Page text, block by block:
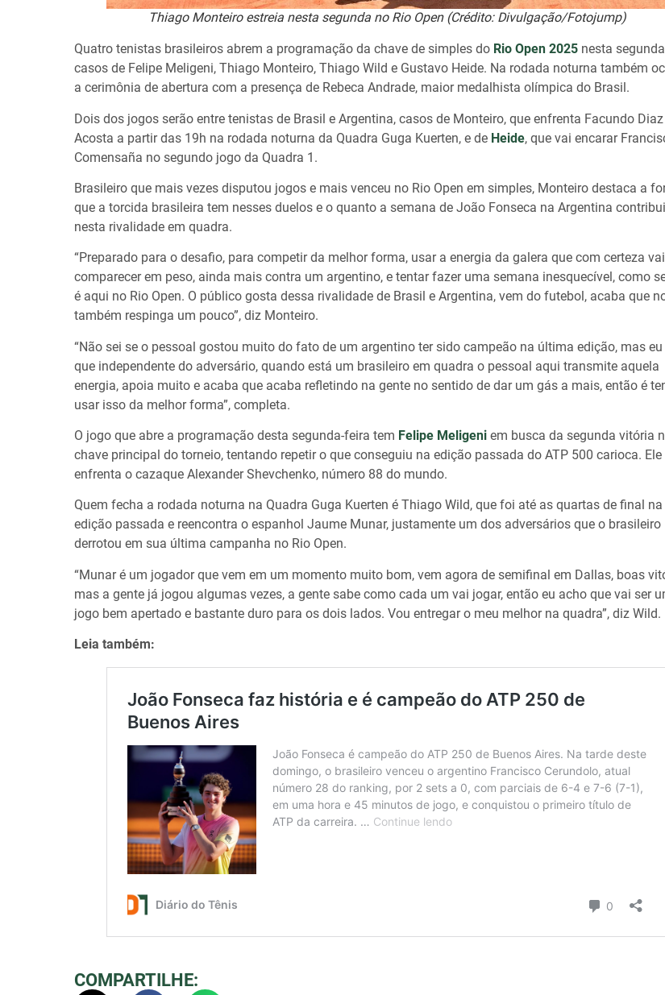
Thiago Monteiro estreia nesta segunda no Rio Open (Crédito: Divulgação/Fotojump)
Quatro tenistas brasileiros abrem a programação da chave de simples do Rio Open 2025 nesta
casos de Felipe Meligeni, Thiago Monteiro, Thiago Wild e Gustavo Heide. Na rodada noturna também
a cerimônia de abertura com a presença de Rebeca Andrade, maior medalhista olímpica do Brasil.
Dois dos jogos serão entre tenistas de Brasil e Argentina, casos de Monteiro, que enfrenta Facundo Diaz
Acosta a partir das 19h na rodada noturna da Quadra Guga Kuerten, e de Heide, que vai encarar
Comensaña no segundo jogo da Quadra 1.
Brasileiro que mais vezes disputou jogos e mais venceu no Rio Open em simples, Monteiro destaca a
que a torcida brasileira tem nesses duelos e o quanto a semana de João Fonseca na Argentina contribui
nesta rivalidade em quadra.
“Preparado para o desafio, para competir da melhor forma, usar a energia da galera que com certeza vai
comparecer em peso, ainda mais contra um argentino, e tentar fazer uma semana inesquecível, como
é aqui no Rio Open. O público gosta dessa rivalidade de Brasil e Argentina, vem do futebol, acaba que
também respinga um pouco”, diz Monteiro.
“Não sei se o pessoal gostou muito do fato de um argentino ter sido campeão na última edição, mas
que independente do adversário, quando está um brasileiro em quadra o pessoal aqui transmite aquela
energia, apoia muito e acaba que acaba refletindo na gente no sentido de dar um gás a mais, então é
usar isso da melhor forma”, completa.
O jogo que abre a programação desta segunda-feira tem Felipe Meligeni em busca da segunda vitória
chave principal do torneio, tentando repetir o que conseguiu na edição passada do ATP 500 carioca. Ele
enfrenta o cazaque Alexander Shevchenko, número 88 do mundo.
Quem fecha a rodada noturna na Quadra Guga Kuerten é Thiago Wild, que foi até as quartas de final na
edição passada e reencontra o espanhol Jaume Munar, justamente um dos adversários que o brasileiro
derrotou em sua última campanha no Rio Open.
“Munar é um jogador que vem em um momento muito bom, vem agora de semifinal em Dallas, boas
mas a gente já jogou algumas vezes, a gente sabe como cada um vai jogar, então eu acho que vai ser
jogo bem apertado e bastante duro para os dois lados. Vou entregar o meu melhor na quadra”, diz Wild.
Leia também:
COMPARTILHE: